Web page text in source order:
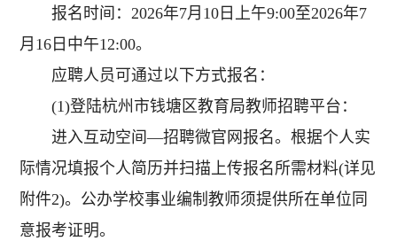
报名时间：2026年7月10日上午9:00至2026年7
月16日中午12:00。
应聘人员可通过以下方式报名：
(1)登陆杭州市钱塘区教育局教师招聘平台：
进入互动空间—招聘微官网报名。根据个人实
际情况填报个人简历并扫描上传报名所需材料(详见
附件2)。公办学校事业编制教师须提供所在单位同
意报考证明。